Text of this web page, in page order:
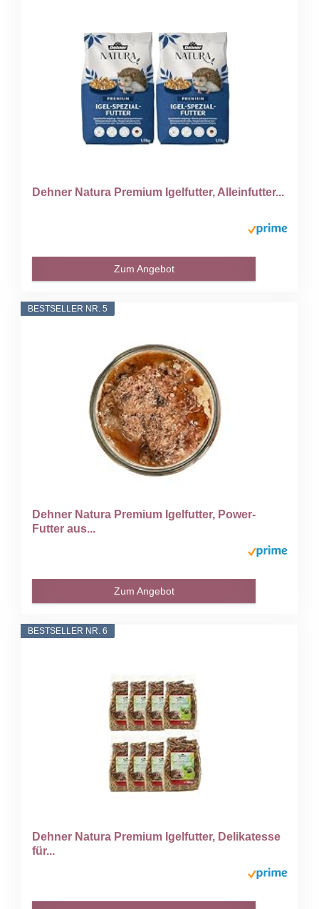
Dehner Natura Premium Igelfutter, Alleinfutter...
Zum Angebot
BESTSELLER NR. 5
Dehner Natura Premium Igelfutter, Power-
Futter aus...
Zum Angebot
BESTSELLER NR. 6
Dehner Natura Premium Igelfutter, Delikatesse
für...